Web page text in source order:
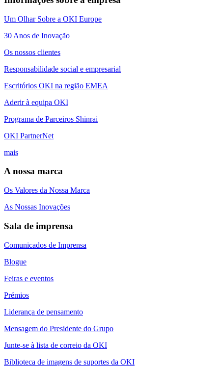
Um Olhar Sobre a OKI Europe
30 Anos de Inovação
Os nossos clientes
Responsabilidade social e empresarial
Escritórios OKI na região EMEA
Aderir à equipa OKI
Programa de Parceiros Shinrai
OKI PartnerNet
mais
A nossa marca
Os Valores da Nossa Marca
As Nossas Inovações
Sala de imprensa
Comunicados de Imprensa
Blogue
Feiras e eventos
Prémios
Liderança de pensamento
Mensagem do Presidente do Grupo
Junte-se à lista de correio da OKI
Biblioteca de imagens de suportes da OKI